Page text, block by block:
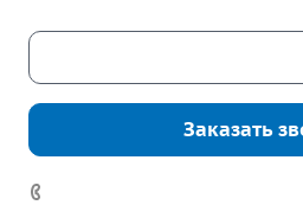
Заказать